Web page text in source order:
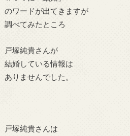
のワードが出てきますが
調べてみたところ
戸塚純貴さんが
結婚している情報は
ありませんでした。
戸塚純貴さんは